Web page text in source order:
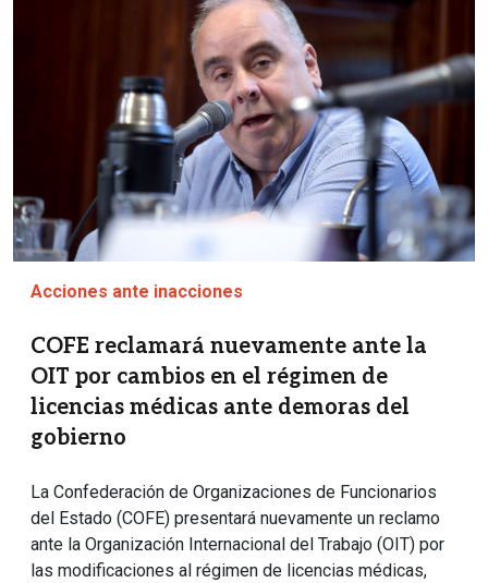
Acciones ante inacciones
COFE reclamará nuevamente ante la
OIT por cambios en el régimen de
licencias médicas ante demoras del
gobierno
La Confederación de Organizaciones de Funcionarios
del Estado (COFE) presentará nuevamente un reclamo
ante la Organización Internacional del Trabajo (OIT) por
las modificaciones al régimen de licencias médicas,